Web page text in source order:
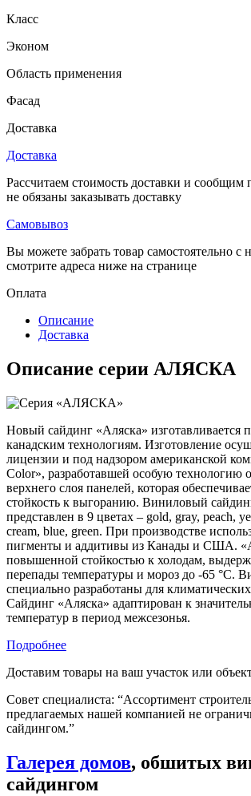
Класс
Эконом
Область применения
Фасад
Доставка
Доставка
Рассчитаем стоимость доставки и сообщим
не обязаны заказывать доставку
Самовывоз
Вы можете забрать товар самостоятельно с
смотрите адреса ниже на странице
Оплата
Описание
Доставка
Описание серии АЛЯСКА
Новый сайдинг «Аляска» изготавливается
канадским технологиям. Изготовление
лицензии и под надзором американской
Color», разработавшей особую технологию
верхнего слоя панелей, которая
стойкость к выгоранию. Виниловый
представлен в 9 цветах – gold, gray, peach,
cream, blue, green. При производстве
пигменты и аддитивы из Канады и США.
повышенной стойкостью к холодам,
перепады температуры и мороз до -65 °С.
специально разработаны для
Сайдинг «Аляска» адаптирован к
температур в период межсезонья.
Подробнее
Доставим товары на ваш участок или
Совет специалиста: “Ассортимент
предлагаемых нашей компанией не
сайдингом.”
Галерея домов, обшитых
сайдингом